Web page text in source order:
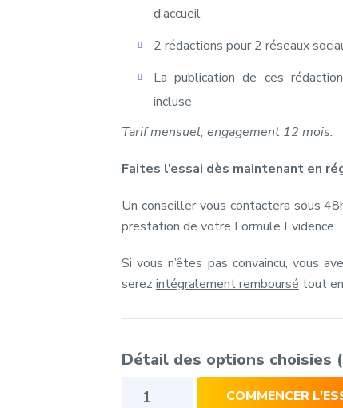
d’accueil
2 rédactions pour 2 réseaux
La publication de ces
incluse
Tarif mensuel, engagement 12 mois.
Faites l’essai dès maintenant en
Un conseiller vous contactera sous
prestation de votre Formule Evidence.
Si vous n’êtes pas convaincu, vous
serez intégralement remboursé tout
Détail des options choisies
COMMENCER